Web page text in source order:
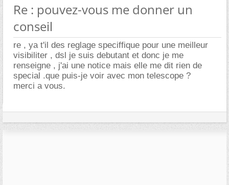
Re : pouvez-vous me donner un
conseil
re , ya t'il des reglage speciffique pour une meilleur
visibiliter , dsl je suis debutant et donc je me
renseigne , j'ai une notice mais elle me dit rien de
special .que puis-je voir avec mon telescope ?
merci a vous.